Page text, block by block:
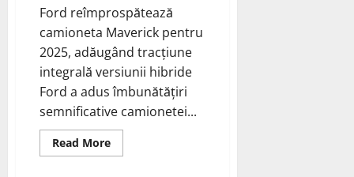
Ford reîmprospătează
camioneta Maverick pentru
2025, adăugând tracțiune
integrală versiunii hibride
Ford a adus îmbunătățiri
semnificative camionetei...
Read MoreRead
more